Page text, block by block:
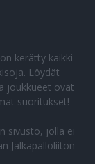
kerätty kaikki
Löydät
joukkueet ovat
suoritukset!
sivusto, jolla ei
Jalkapalloliiton